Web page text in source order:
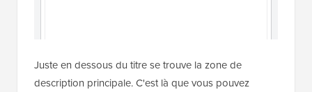
Juste en dessous du titre se trouve la zone de
description principale. C'est là que vous pouvez